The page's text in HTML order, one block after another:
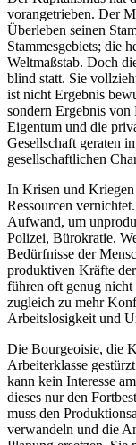
vorangetrieben. Der
Überleben seinen
Stammesgebiets; die
Weltmaßstab. Doch
blind statt. Sie
ist nicht Ergebnis
sondern Ergebnis
Eigentum und die
Gesellschaft geraten
gesellschaftlichen
In Krisen und
Ressourcen
Aufwand, um
Polizei, Bürokratie,
Bedürfnisse der
produktiven Kräfte
führen oft genug nicht
zugleich zu mehr
Arbeitslosigkeit und
Die Bourgeoisie, die
Arbeiterklasse
kann kein Interesse
dieses nur den
muss den
verwandeln und die